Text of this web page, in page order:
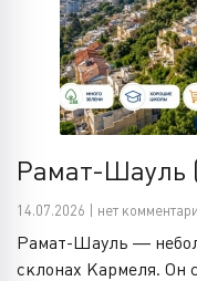
14.07.2026 | нет
Рамат-Шауль —
склонах Кармеля. Он